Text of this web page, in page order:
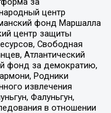
центр
фонд Маршалла
центр защиты
Свободная
Атлантический
фонд за демократию,
Родники
извлечения
Фалуньгун,
в отношении